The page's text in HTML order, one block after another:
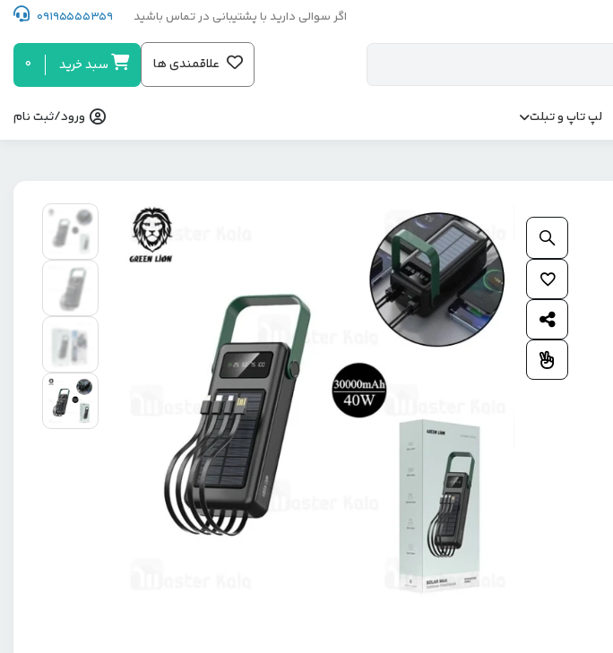
اگر سوالی دارید با پشتیبانی در تماس باشید 09195555359
علاقمندی ها سبد خرید 0
لپ تاپ و تبلت ورود/ثبت نام
بزرگنمایی محصول
افزودن به علاقمندی ها
اشتراک گذاری محصول